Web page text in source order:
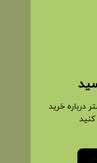
درباره خرید